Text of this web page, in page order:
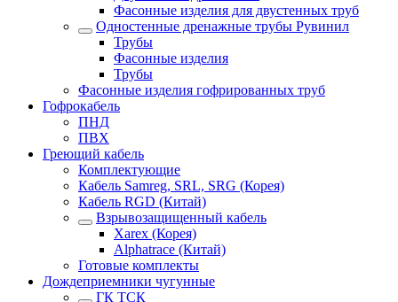
Фасонные изделия для двустенных труб
Одностенные дренажные трубы Рувинил
Трубы
Фасонные изделия
Трубы
Фасонные изделия гофрированных труб
Гофрокабель
ПНД
ПВХ
Греющий кабель
Комплектующие
Кабель Samreg, SRL, SRG (Корея)
Кабель RGD (Китай)
Взрывозащищенный кабель
Xarex (Корея)
Alphatrace (Китай)
Готовые комплекты
Дождеприемники чугунные
ГК ТСК